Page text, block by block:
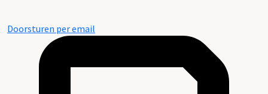
Doorsturen per email